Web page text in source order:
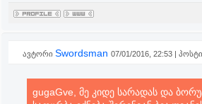
ავტორი Swordsman 07/01/2016, 22:53 |
gugaGve, მე კიდე სარადას და